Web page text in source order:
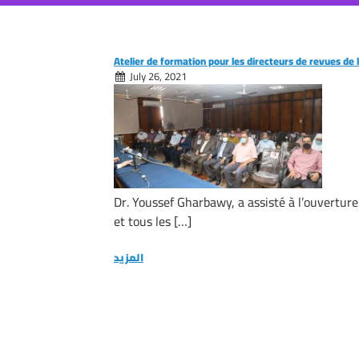
Atelier de formation pour les directeurs de revues de
July 26, 2021
Dr. Youssef Gharbawy, a assisté à
et tous les […]
المزيد